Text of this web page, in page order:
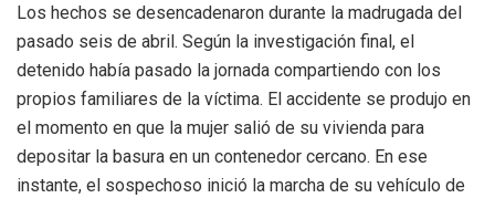
Los hechos se desencadenaron durante la madrugada del
pasado seis de abril. Según la investigación final, el
detenido había pasado la jornada compartiendo con los
propios familiares de la víctima. El accidente se produjo en
el momento en que la mujer salió de su vivienda para
depositar la basura en un contenedor cercano. En ese
instante, el sospechoso inició la marcha de su vehículo de